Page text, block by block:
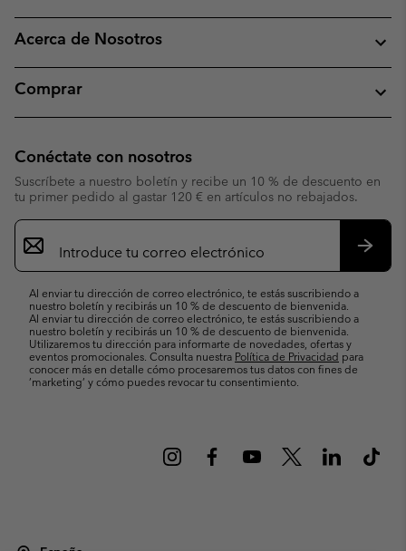
Acerca de Nosotros
Comprar
Conéctate con nosotros
Suscríbete a nuestro boletín y recibe un 10 % de descuento en
tu primer pedido al gastar 120 € en artículos no rebajados.
Suscripción
de
correo
Al enviar tu dirección de correo electrónico, te estás suscribiendo a
nuestro boletín y recibirás un 10 % de descuento de bienvenida.
Al enviar tu dirección de correo electrónico, te estás suscribiendo a
nuestro boletín y recibirás un 10 % de descuento de bienvenida.
Utilizaremos tu dirección para informarte de novedades, ofertas y
eventos promocionales. Consulta nuestra Política de Privacidad para
conocer más en detalle cómo procesaremos tus datos con fines de
’marketing’ y cómo puedes revocar tu consentimiento.